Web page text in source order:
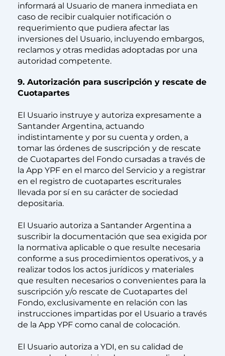
informará al Usuario de manera inmediata en
caso de recibir cualquier notificación o
requerimiento que pudiera afectar las
inversiones del Usuario, incluyendo embargos,
reclamos y otras medidas adoptadas por una
autoridad competente.
9. Autorización para suscripción y rescate de
Cuotapartes
El Usuario instruye y autoriza expresamente a
Santander Argentina, actuando
indistintamente y por su cuenta y orden, a
tomar las órdenes de suscripción y de rescate
de Cuotapartes del Fondo cursadas a través de
la App YPF en el marco del Servicio y a registrar
en el registro de cuotapartes escriturales
llevada por sí en su carácter de sociedad
depositaria.
El Usuario autoriza a Santander Argentina a
suscribir la documentación que sea exigida por
la normativa aplicable o que resulte necesaria
conforme a sus procedimientos operativos, y a
realizar todos los actos jurídicos y materiales
que resulten necesarios o convenientes para la
suscripción y/o rescate de Cuotapartes del
Fondo, exclusivamente en relación con las
instrucciones impartidas por el Usuario a través
de la App YPF como canal de colocación.
El Usuario autoriza a YDI, en su calidad de